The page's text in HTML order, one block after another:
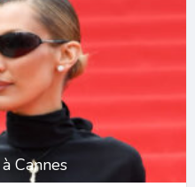
Cannes